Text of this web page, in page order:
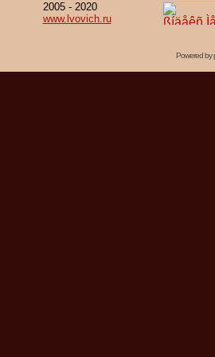
2005 - 2020
www.lvovich.ru
Powered by